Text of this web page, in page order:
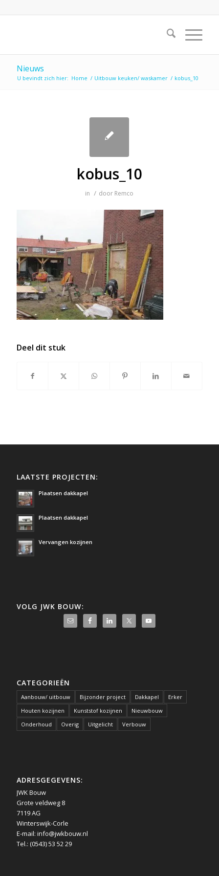
Nieuws
U bevindt zich hier: Home / Uitbouw keuken/ waskamer / kobus_10
kobus_10
in / door Remco
Deel dit stuk
LAATSTE PROJECTEN:
Plaatsen dakkapel
Plaatsen dakkapel
Vervangen kozijnen
VOLG JWK BOUW:
CATEGORIEËN
Aanbouw/ uitbouw Bijzonder project Dakkapel
Erker
Houten kozijnen
Kunststof kozijnen
Nieuwbouw
Onderhoud
Overig Uitgelicht Verbouw
ADRESGEGEVENS:
JWK Bouw
Grote veldweg 8
7119 AG
Winterswijk-Corle
E-mail: info@jwkbouw.nl
Tel.: (0543) 53 52 29